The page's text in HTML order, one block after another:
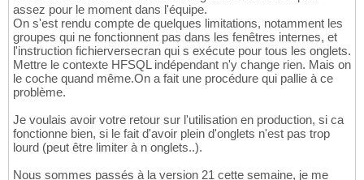
assez pour le moment dans l'équipe.
On s'est rendu compte de quelques limitations, notamment les
groupes qui ne fonctionnent pas dans les fenêtres internes, et
l'instruction fichierversecran qui s exécute pour tous les onglets.
Mettre le contexte HFSQL indépendant n'y change rien. Mais on
le coche quand même.On a fait une procédure qui pallie à ce
problème.
Je voulais avoir votre retour sur l'utilisation en production, si ca
fonctionne bien, si le fait d'avoir plein d'onglets n'est pas trop
lourd (peut être limiter à n onglets..).
Nous sommes passés à la version 21 cette semaine, je me